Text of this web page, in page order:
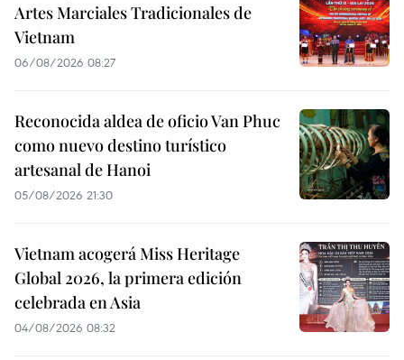
Artes Marciales Tradicionales de
Vietnam
06/08/2026 08:27
Reconocida aldea de oficio Van Phuc
como nuevo destino turístico
artesanal de Hanoi
05/08/2026 21:30
Vietnam acogerá Miss Heritage
Global 2026, la primera edición
celebrada en Asia
04/08/2026 08:32